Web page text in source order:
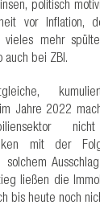
politisch
vor Inflation,
vieles mehr
auch bei ZBI.
Jahre 2022
nicht
mit der
ließen die
bis heute noch